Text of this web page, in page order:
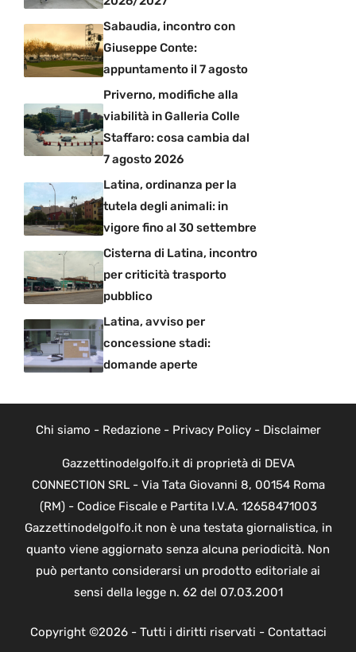
Sabaudia, incontro con
Giuseppe Conte:
appuntamento il 7 agosto
Priverno, modifiche alla
viabilità in Galleria Colle
Staffaro: cosa cambia dal
7 agosto 2026
Latina, ordinanza per la
tutela degli animali: in
vigore fino al 30 settembre
Cisterna di Latina, incontro
per criticità trasporto
pubblico
Latina, avviso per
concessione stadi:
domande aperte
Chi siamo - Redazione- Privacy Policy- Disclaimer
Gazzettinodelgolfo.it di proprietà di DEVA
CONNECTION SRL - Via Tata Giovanni 8, 00154 Roma
(RM) - Codice Fiscale e Partita I.V.A. 12658471003
Gazzettinodelgolfo.it non è una testata giornalistica, in
quanto viene aggiornato senza alcuna periodicità. Non
può pertanto considerarsi un prodotto editoriale ai
sensi della legge n. 62 del 07.03.2001
Copyright ©2026 - Tutti i diritti riservati - Contattaci